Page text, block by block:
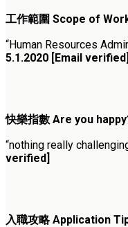
工作範圍 Scope of
“Human Resources
5.1.2020 [Email verified]
快樂指數 Are you
“nothing really
verified]
入職攻略 Application